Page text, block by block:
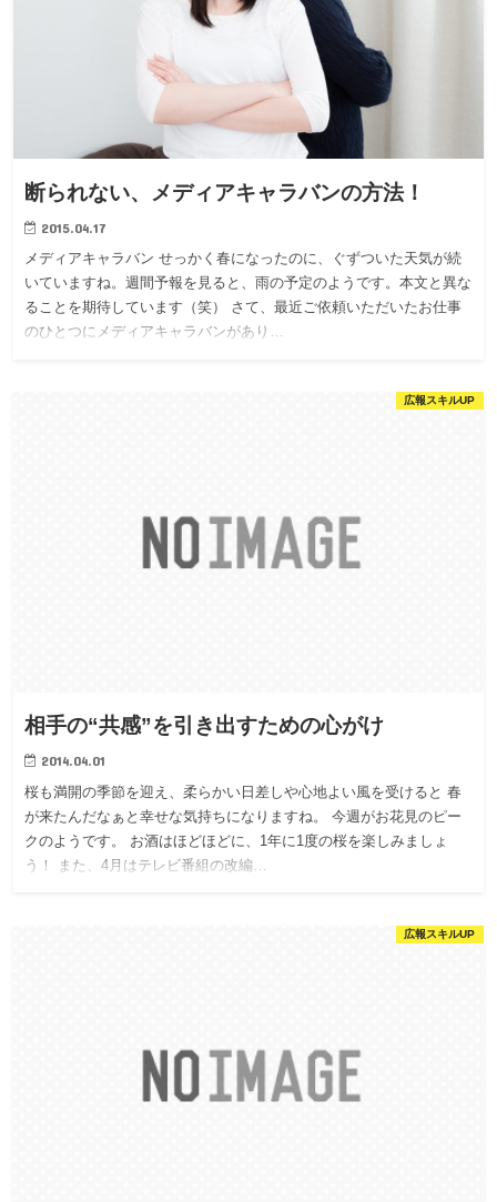
断られない、メディアキャラバンの方法！
2015.04.17
メディアキャラバン せっかく春になったのに、ぐずついた天気が続
いていますね。週間予報を見ると、雨の予定のようです。本文と異な
ることを期待しています（笑） さて、最近ご依頼いただいたお仕事
のひとつにメディアキャラバンがあり…
広報スキルUP
相手の“共感”を引き出すための心がけ
2014.04.01
桜も満開の季節を迎え、柔らかい日差しや心地よい風を受けると 春
が来たんだなぁと幸せな気持ちになりますね。 今週がお花見のピー
クのようです。 お酒はほどほどに、1年に1度の桜を楽しみましょ
う！ また、4月はテレビ番組の改編…
広報スキルUP